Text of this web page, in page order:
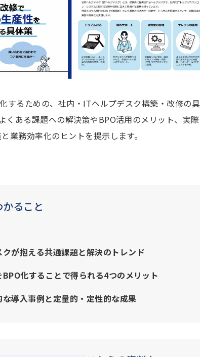
するための、社内・ITヘルプデスク構築・改修の
くある課題への解決策やBPO活用のメリット、実
業務効率化のヒントを提示します。
ること
が抱える共通課題と解決のトレンド
化することで得られる4つのメリット
導入事例と定量的・定性的な成果